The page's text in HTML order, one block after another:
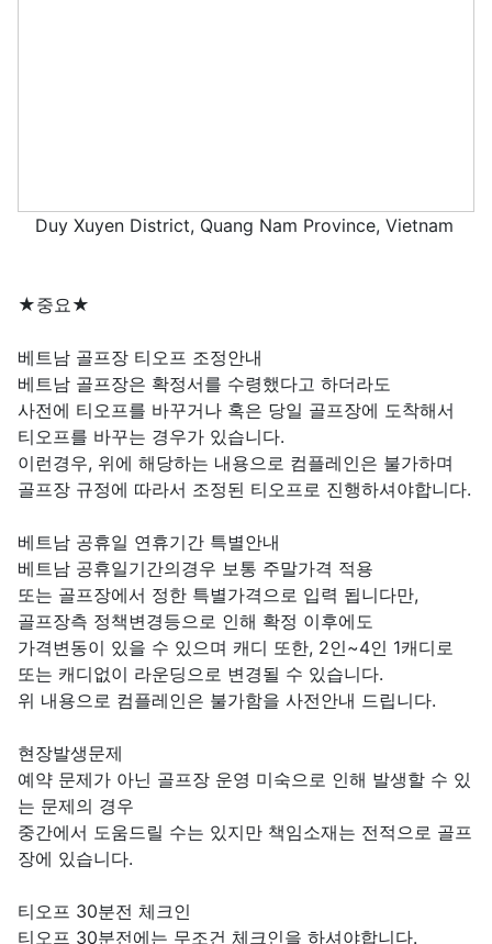
Duy Xuyen District, Quang Nam Province, Vietnam
★중요★
베트남 골프장 티오프 조정안내
베트남 골프장은 확정서를 수령했다고 하더라도
사전에 티오프를 바꾸거나 혹은 당일 골프장에 도착해서
티오프를 바꾸는 경우가 있습니다.
이런경우, 위에 해당하는 내용으로 컴플레인은 불가하며
골프장 규정에 따라서 조정된 티오프로 진행하셔야합니다.
베트남 공휴일 연휴기간 특별안내
베트남 공휴일기간의경우 보통 주말가격 적용
또는 골프장에서 정한 특별가격으로 입력 됩니다만,
골프장측 정책변경등으로 인해 확정 이후에도
가격변동이 있을 수 있으며 캐디 또한, 2인~4인 1캐디로
또는 캐디없이 라운딩으로 변경될 수 있습니다.
위 내용으로 컴플레인은 불가함을 사전안내 드립니다.
현장발생문제
예약 문제가 아닌 골프장 운영 미숙으로 인해 발생할 수 있
는 문제의 경우
중간에서 도움드릴 수는 있지만 책임소재는 전적으로 골프
장에 있습니다.
티오프 30분전 체크인
티오프 30분전에는 무조건 체크인을 하셔야합니다.